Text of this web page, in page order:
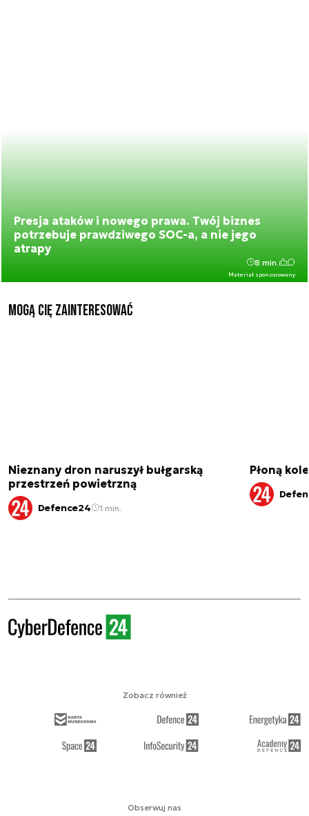
Presja ataków i nowego prawa. Twój biznes
potrzebuje prawdziwego SOC-a, a nie jego
atrapy
Materiał sponsorowany
8 min.
Mogą Cię zainteresować
Nieznany dron naruszył bułgarską
przestrzeń powietrzną
Defence24 1 min.
Płoną
Obserwuj nas
Zobacz również